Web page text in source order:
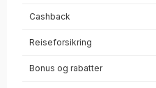
Cashback
Reiseforsikring
Bonus og rabatter